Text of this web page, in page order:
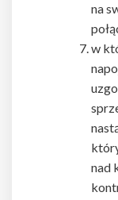
na
w
nad